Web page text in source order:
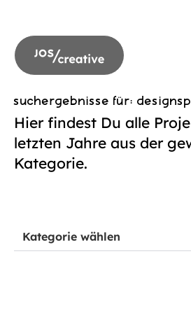
suchergebnisse für:
Hier findest Du alle
letzten Jahre aus der
Kategorie.
Kategorie wählen